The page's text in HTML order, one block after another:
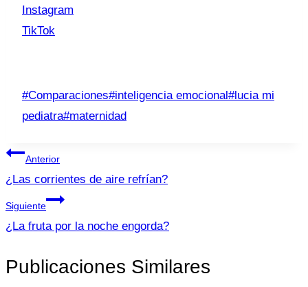
Instagram
TikTok
Etiquetas
de
entrada:
#Comparaciones#inteligencia emocional#lucia mi
pediatra#maternidad
Navegación
de
entradas
Anterior
¿Las corrientes de aire refrían?
Siguiente
¿La fruta por la noche engorda?
Publicaciones Similares